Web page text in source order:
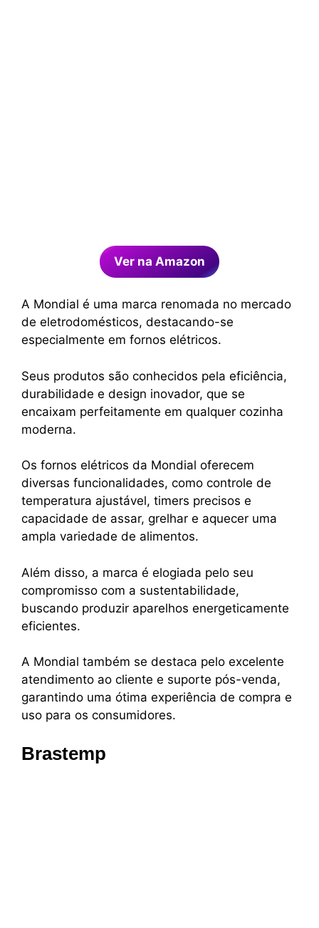
Ver na Amazon
A Mondial é uma marca renomada no mercado
de eletrodomésticos, destacando-se
especialmente em fornos elétricos.
Seus produtos são conhecidos pela eficiência,
durabilidade e design inovador, que se
encaixam perfeitamente em qualquer cozinha
moderna.
Os fornos elétricos da Mondial oferecem
diversas funcionalidades, como controle de
temperatura ajustável, timers precisos e
capacidade de assar, grelhar e aquecer uma
ampla variedade de alimentos.
Além disso, a marca é elogiada pelo seu
compromisso com a sustentabilidade,
buscando produzir aparelhos energeticamente
eficientes.
A Mondial também se destaca pelo excelente
atendimento ao cliente e suporte pós-venda,
garantindo uma ótima experiência de compra e
uso para os consumidores.
Brastemp